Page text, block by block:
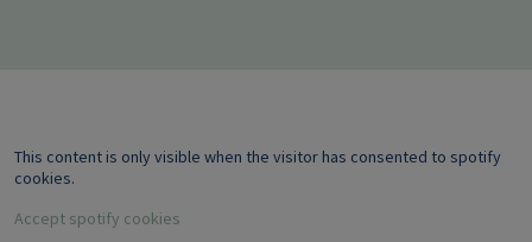
This content is only visible when the visitor has consented to spotify
cookies.
Accept spotify cookies